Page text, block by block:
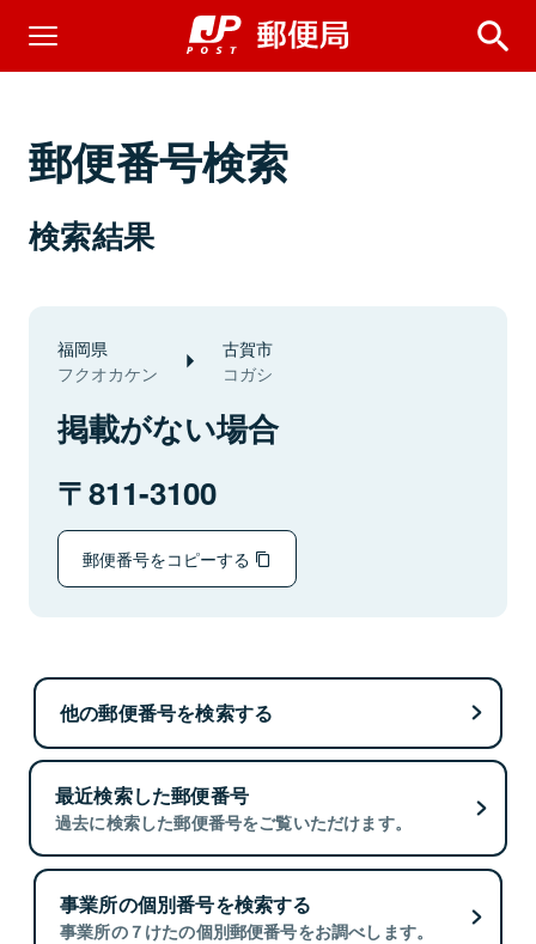
郵便番号検索
検索結果
福岡県
フクオカケン
古賀市
コガシ
掲載がない場合
811-3100
郵便番号をコピーする
他の郵便番号を検索する
最近検索した郵便番号
過去に検索した郵便番号をご覧いただけます。
事業所の個別番号を検索する
事業所の７けたの個別郵便番号をお調べします。